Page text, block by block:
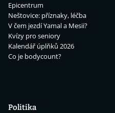
Epicentrum
Neštovice: příznaky, léčba
V čem jezdí Yamal a Mesii?
Kvízy pro seniory
Kalendář úplňků 2026
Co je bodycount?
Politika